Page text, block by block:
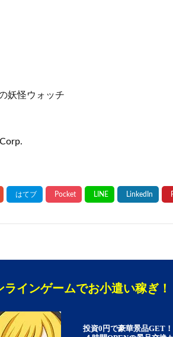
妖怪ウォッチ
ラインゲームでお小遣い稼ぎ！
投資0円で豪華景品GET